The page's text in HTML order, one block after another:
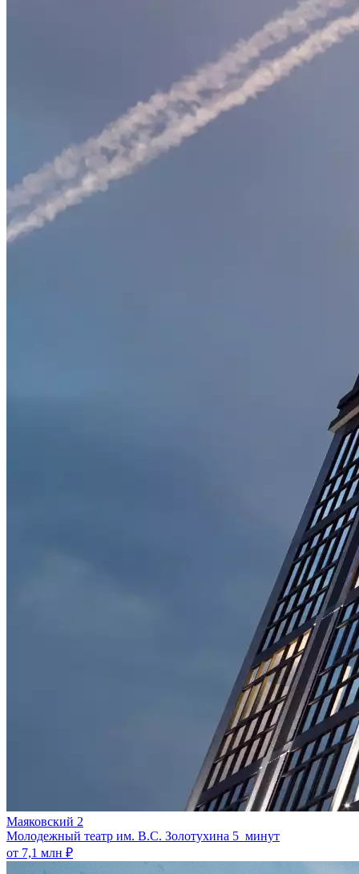
Маяковский 2
Молодежный театр им. В.С. Золотухина 5 минут
от 7,1 млн ₽